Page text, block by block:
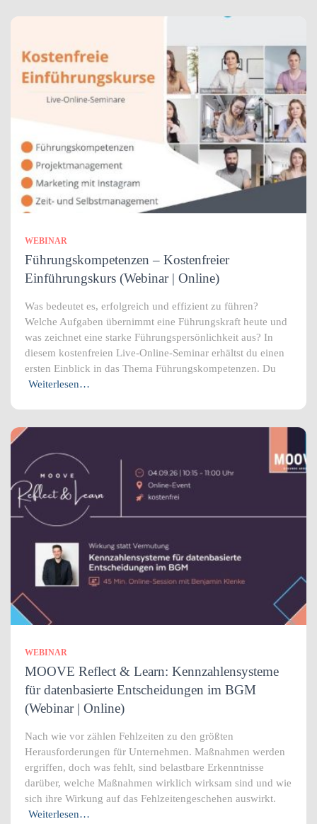
WEBINAR
Führungskompetenzen – Kostenfreier
Einführungskurs (Webinar | Online)
Was bedeutet es, erfolgreich und effizient zu führen?
Welche Aufgaben übernimmt eine Führungskraft heute und
was zeichnet eine starke Führungspersönlichkeit aus? In
diesem kostenfreien Live-Online-Seminar erhältst du einen
ersten Einblick in das Thema Führungskompetenzen. Du
Weiterlesen…
WEBINAR
MOOVE Reflect & Learn: Kennzahlensysteme
für datenbasierte Entscheidungen im BGM
(Webinar | Online)
Nach wie vor zählen Fehlzeiten zu den größten
Herausforderungen für Unternehmen. Maßnahmen werden
ergriffen, doch was fehlt, sind belastbare Erkenntnisse
darüber, welche Maßnahmen wirklich wirksam sind und wie
sich ihre Wirkung auf das Fehlzeitengeschehen auswirkt.
Weiterlesen…